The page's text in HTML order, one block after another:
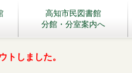
高知市民図書館
分館・分室案内へ
トしました。